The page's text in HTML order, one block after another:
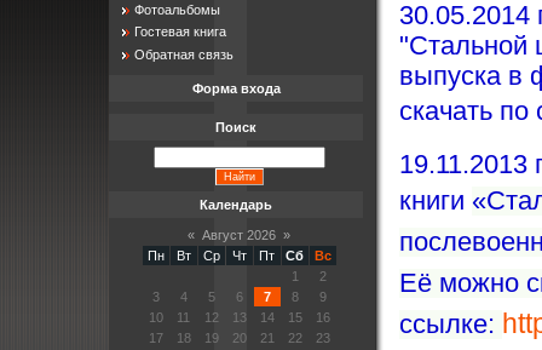
30.05.2014
"Стальной
выпуска в
скачать
19.11.2013
книги
Её можно
ссылке:
Фотоальбомы
Гостевая книга
Обратная связь
Форма входа
Поиск
Календарь
« Август 2026 »
Пн
Вт Ср Чт Пт Сб
Вс
1
2
3
4 5 6 7 8
9
10
11 12 13 14 15
16
17
18 19 20 21 22
23